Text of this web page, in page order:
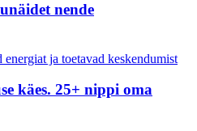
nende
ja toetavad keskendumist
käes. 25+ nippi oma